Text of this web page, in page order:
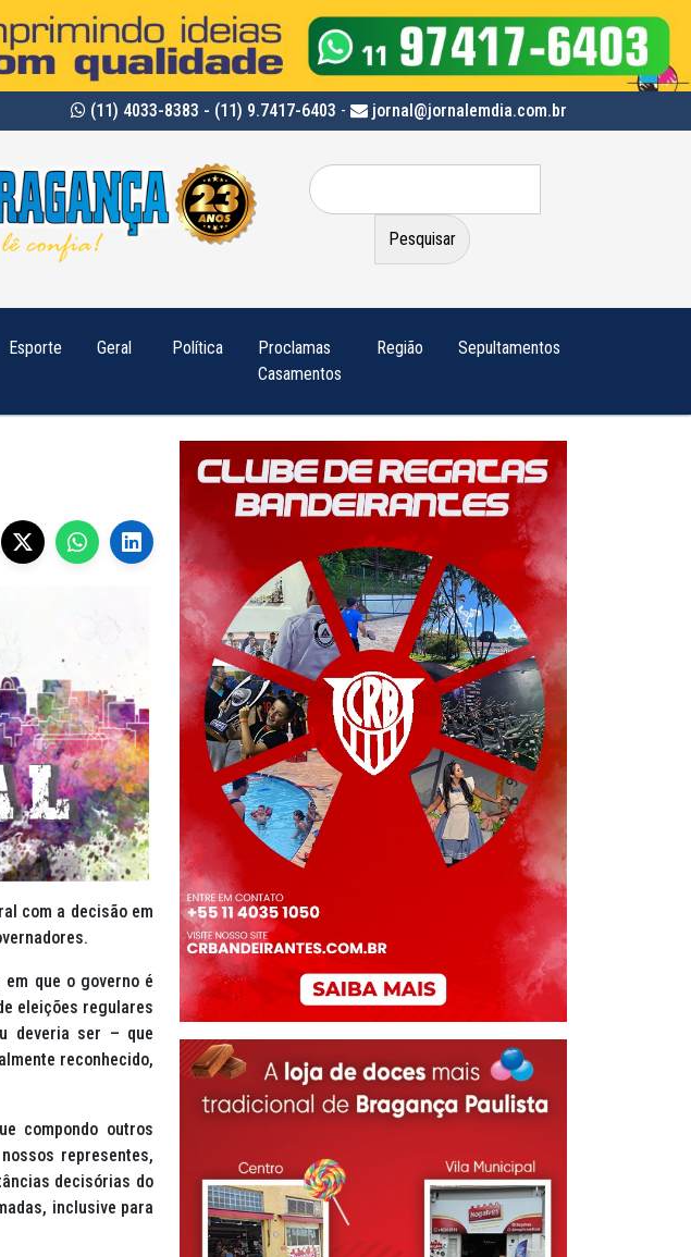
(11) 4033-8383 - (11) 9.7417-6403 - jornal@jornalemdia.com.br
Pesquisar
por:
Esporte Geral Política
Proclamas
Casamentos
Região Sepultamentos
com a decisão em
que o governo é
eleições regulares
deveria ser – que
reconhecido,
compondo outros
representes,
decisórias do
inclusive para